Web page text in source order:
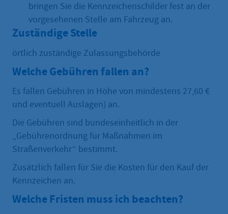
bringen Sie die Kennzeichenschilder fest an der
vorgesehenen Stelle am Fahrzeug an.
Zuständige Stelle
örtlich zuständige Zulassungsbehörde
Welche Gebühren fallen an?
Es fallen Gebühren in Höhe von mindestens 27,60 €
und eventuell Auslagen) an.
Die Gebühren sind bundeseinheitlich in der
„Gebührenordnung für Maßnahmen im
Straßenverkehr“ bestimmt.
Zusätzlich fallen für Sie die Kosten für den Kauf der
Kennzeichen an.
Welche Fristen muss ich beachten?